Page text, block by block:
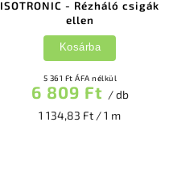
ISOTRONIC - Rézháló csigák
ellen
5 361 Ft ÁFA nélkül
6 809 Ft / db
1 134,83 Ft / 1 m
Kosárba